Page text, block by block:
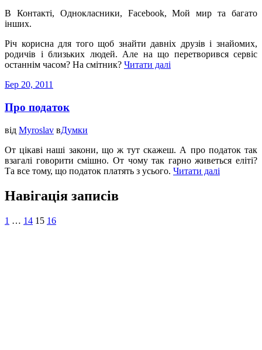
В Контакті, Однокласники, Facebook, Мой мир та багато
інших.
Річ корисна для того щоб знайти давніх друзів і знайомих,
родичів і близьких людей. Але на що перетворився сервіс
останнім часом? На смітник? Читати далі
Бер 20, 2011
Про податок
від Myroslav вДумки
От цікаві наші закони, що ж тут скажеш. А про податок так
взагалі говорити смішно. От чому так гарно живеться еліті?
Та все тому, що податок платять з усього. Читати далі
Навігація записів
1 … 14 15 16